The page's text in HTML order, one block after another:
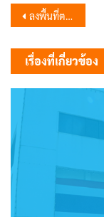
แนะแนว
เรื่อง
ลงพื้นที่ตรวจสอบตามโครงการเฝ้าระวังอัคคีภัยและสาธารณภัย
เรื่องที่เกี่ยวข้อง